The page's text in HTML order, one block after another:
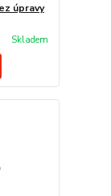
úpravy
Skladem